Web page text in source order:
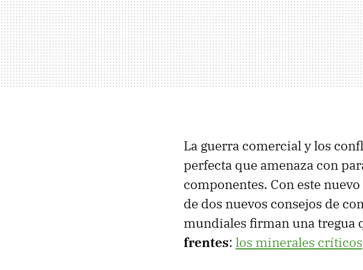
La guerra comercial y los
perfecta que amenaza con
componentes. Con este
de dos nuevos consejos de
mundiales firman una tregua
frentes: los minerales críticos